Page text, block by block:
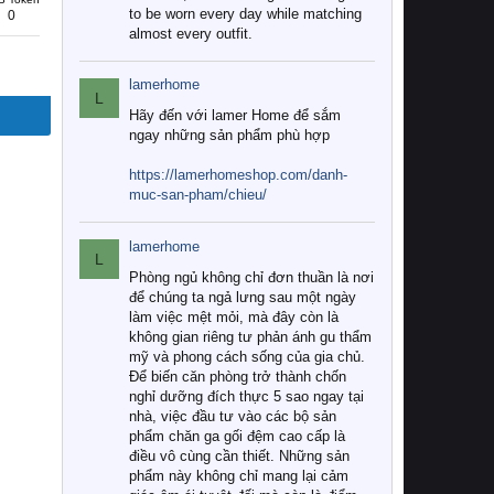
0
to be worn every day while matching
almost every outfit.
L
lamerhome
Hãy đến với lamer Home để sắm
ngay những sản phẩm phù hợp
https://lamerhomeshop.com/danh-
muc-san-pham/chieu/
L
lamerhome
Phòng ngủ không chỉ đơn thuần là nơi
để chúng ta ngả lưng sau một ngày
làm việc mệt mỏi, mà đây còn là
không gian riêng tư phản ánh gu thẩm
mỹ và phong cách sống của gia chủ.
Để biến căn phòng trở thành chốn
nghỉ dưỡng đích thực 5 sao ngay tại
nhà, việc đầu tư vào các bộ sản
phẩm chăn ga gối đệm cao cấp là
điều vô cùng cần thiết. Những sản
phẩm này không chỉ mang lại cảm